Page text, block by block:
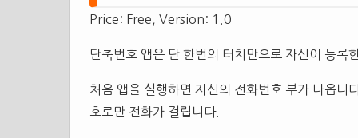
Price: Free, Version: 1.0
단축번호 앱은 단 한번의 터치만으로 자신이 등록
처음 앱을 실행하면 자신의 전화번호 부가 나옵니
호로만 전화가 걸립니다.